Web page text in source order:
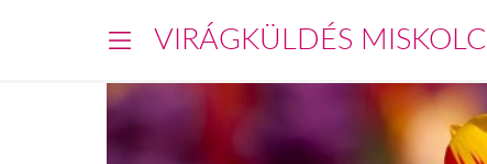
VIRÁGKÜLDÉS MISKOLC